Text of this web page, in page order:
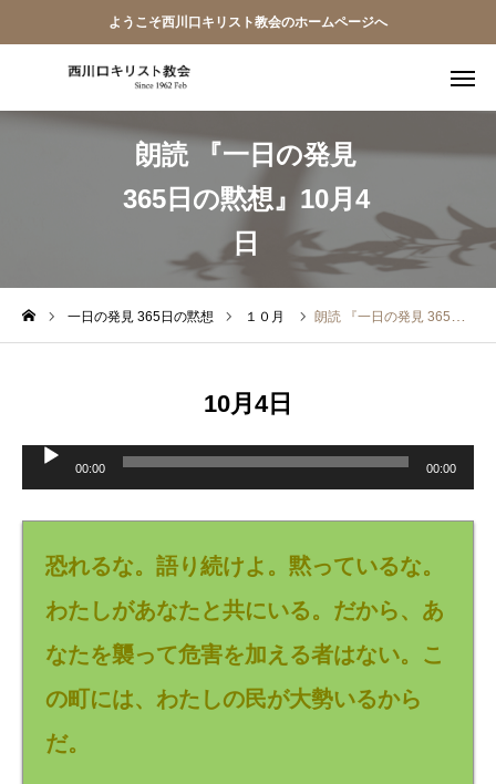
ようこそ西川口キリスト教会のホームページへ
朗読 『一日の発見
365日の黙想』10月4
日
一日の発見 365日の黙想 １０月 朗読 『一日の発見 365日の黙想』10月4日
10月4日
00:00 00:00
恐れるな。語り続けよ。黙っているな。
わたしがあなたと共にいる。だから、あ
なたを襲って危害を加える者はない。こ
の町には、わたしの民が大勢いるから
だ。
教会員ページ
ようこそ桜並木の教会へ
西川口キリスト教会 信仰告白